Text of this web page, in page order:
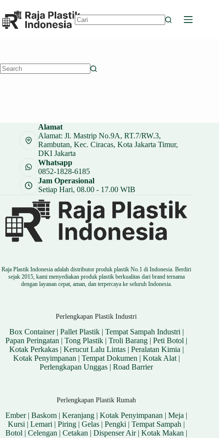
to
content
Alamat
Alamat: Jl. Mastrip No.9A, RT.7/RW.3,
Rambutan, Kec. Ciracas, Kota Jakarta Timur,
DKI Jakarta
Whatsapp
0852-1828-6185
Jam Operasional
Setiap Hari, 08.00 - 17.00 WIB
Raja Plastik Indonesia adalah distributor produk plastik No.1 di Indonesia. Berdiri
sejak 2015, kami menyediakan produk plastik berkualitas dari brand ternama
dengan layanan cepat, aman, dan terpercaya ke seluruh Indonesia.
Perlengkapan Plastik Industri
Box Container| Pallet Plastik| Tempat Sampah Industri |
Papan Peringatan |Tong Plastik |Troli Barang |Peti Botol |
Kotak Perkakas| Kerucut Lalu Lintas| Peralatan Kimia |
Kotak Penyimpanan | Tempat Dokumen | Kotak Alat|
Perlengkapan Unggas |Road Barrier
Perlengkapan Plastik Rumah
Ember|Baskom |Keranjang |Kotak Penyimpanan |Meja |
Kursi |Lemari |Piring |Gelas |Pengki |Tempat Sampah |
Botol |Celengan |Cetakan |Dispenser Air|Kotak Makan |